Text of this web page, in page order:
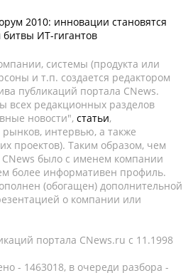
2010: инновации становятся
битвы ИТ-гигантов
системы (продукта или
и т.п. создается редактором
публикаций портала CNews.
всех редакционных разделов
новости", статьи,
интервью, а также
проектов). Таким образом, чем
было с именем компании
более информативен профиль.
(обогащен) дополнительной
о компании или
портала CNews.ru c 11.1998
- 1463018, в очереди разбора -